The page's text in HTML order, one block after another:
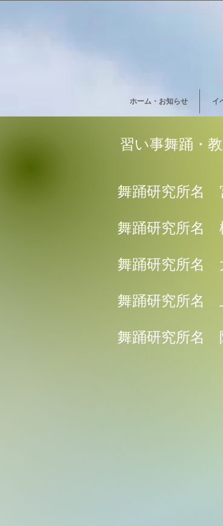
ホーム・お知らせ イ
習い事舞踊・
舞踊研究所名
舞踊研究所名
舞踊研究所名
舞踊研究所名
舞踊研究所名